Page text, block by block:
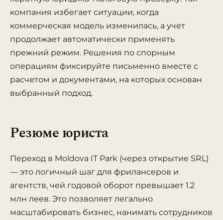
компания избегает ситуации, когда
коммерческая модель изменилась, а учет
продолжает автоматически применять
прежний режим. Решения по спорным
операциям фиксируйте письменно вместе с
расчетом и документами, на которых основан
выбранный подход.
Резюме юриста
Переход в Moldova IT Park (через открытие SRL)
— это логичный шаг для фрилансеров и
агентств, чей годовой оборот превышает 1.2
млн леев. Это позволяет легально
масштабировать бизнес, нанимать сотрудников